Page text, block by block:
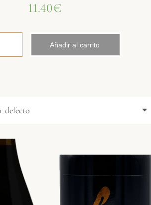
11.40€
Añadir al carrito